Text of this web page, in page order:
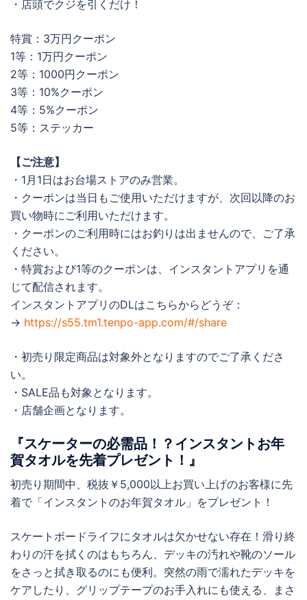
・店頭でクジを引くだけ！
特賞：3万円クーポン
1等：1万円クーポン
2等：1000円クーポン
3等：10%クーポン
4等：5%クーポン
5等：ステッカー
【ご注意】
・1月1日はお台場ストアのみ営業。
・クーポンは当日もご使用いただけますが、次回以降のお
買い物時にご利用いただけます。
・クーポンのご利用時にはお釣りは出ませんので、ご了承
ください。
・特賞および1等のクーポンは、インスタントアプリを通
じて配信されます。
インスタントアプリのDLはこちらからどうぞ：
→ https://s55.tm1.tenpo-app.com/#/share
・初売り限定商品は対象外となりますのでご了承くださ
い。
・SALE品も対象となります。
・店舗企画となります。
『スケーターの必需品！？インスタントお年
賀タオルを先着プレゼント！』
初売り期間中、税抜￥5,000以上お買い上げのお客様に先
着で「インスタントのお年賀タオル」をプレゼント！
スケートボードライフにタオルは欠かせない存在！滑り終
わりの汗を拭くのはもちろん、デッキの汚れや靴のソール
をさっと拭き取るのにも便利。突然の雨で濡れたデッキを
ケアしたり、グリップテープのお手入れにも使える、まさ